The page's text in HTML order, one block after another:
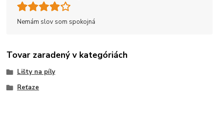
Nemám slov som spokojná
Tovar zaradený v kategóriách
Lišty na píly
Reťaze